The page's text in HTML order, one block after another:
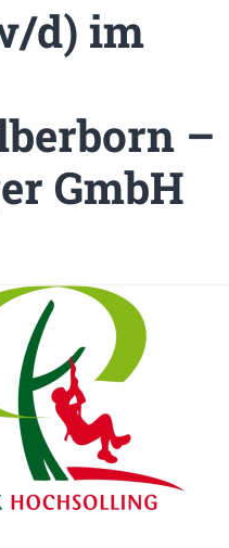
d) im
–
GmbH